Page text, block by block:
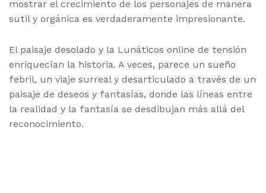
mostrar el crecimiento de los personajes de manera
sutil y orgánica es verdaderamente impresionante.
El paisaje desolado y la Lunáticos online de tensión
enriquecían la historia. A veces, parece un sueño
febril, un viaje surreal y desarticulado a través de un
paisaje de deseos y fantasías, donde las líneas entre
la realidad y la fantasía se desdibujan más allá del
reconocimiento.